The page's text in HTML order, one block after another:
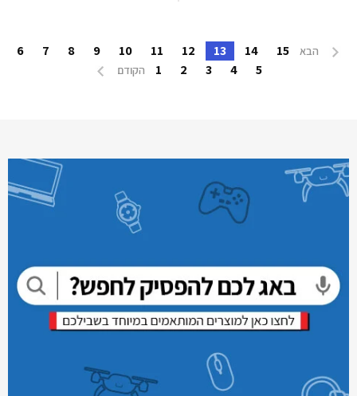
הבא 15
14
13
12
11
10
9
8
7
6
5
4
3
2
1 הקודם